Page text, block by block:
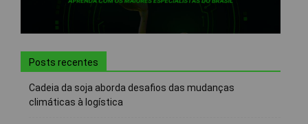
Posts recentes
Cadeia da soja aborda desafios das mudanças
climáticas à logística